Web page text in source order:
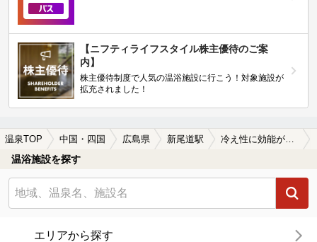
【ニフティライフスタイル株主優待のご案
内】
株主優待制度で人気の温浴施設に行こう！対象施設が
拡充されました！
温泉TOP 中国・四国 広島県 新尾道駅 冷え性に効能がある新尾道駅近くの温泉、日帰り温泉、スーパー銭湯おすすめ
温浴施設を探す
エリアから探す